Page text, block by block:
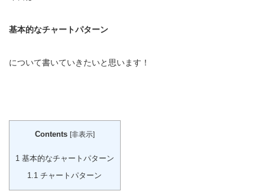
基本的なチャートパターン
について書いていきたいと思います！
Contents [非表示]
1 基本的なチャートパターン
1.1 チャートパターン